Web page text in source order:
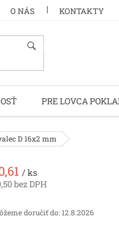
O NÁS KONTAKTY
HĽADAŤ
PRE LOVCA
D 16x2 mm
/ ks
bez DPH
doručiť do:12.8.2026